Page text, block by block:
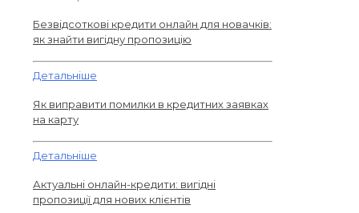
Безвідсоткові кредити онлайн для новачків:
як знайти вигідну пропозицію
Детальніше
Як виправити помилки в кредитних заявках
на карту
Детальніше
Актуальні онлайн-кредити: вигідні
пропозиції для нових клієнтів